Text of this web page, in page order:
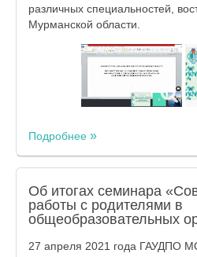
различных специальностей,
Мурманской области.
Подробнее
Об итогах семинара
работы с родителями в
общеобразовательных
27 апреля 2021 года ГАУДПО